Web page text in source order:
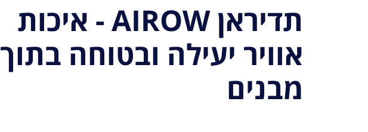
תדיראן AIROW - איכות
אוויר יעילה ובטוחה בתוך
מבנים